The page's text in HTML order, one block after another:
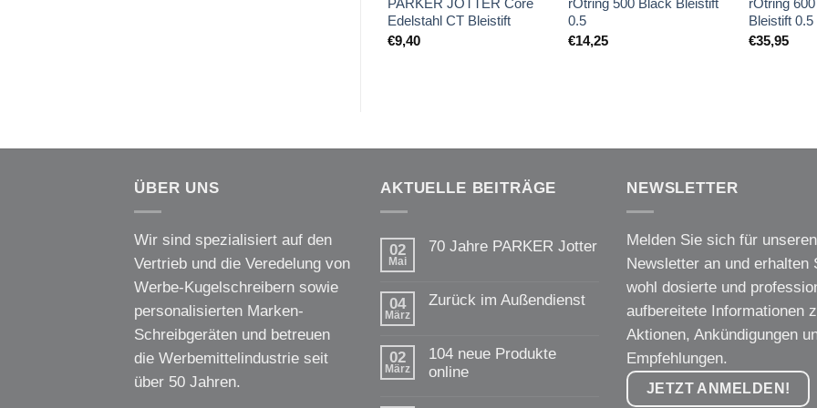
PARKER JOTTER Core
Edelstahl CT Bleistift
€9,40
rOtring 500 Black Bleistift
0.5
€14,25
rOtring
Bleistift 0.5
€35,95
ÜBER UNS
Wir sind spezialisiert auf den
Vertrieb und die Veredelung von
Werbe-Kugelschreibern sowie
personalisierten Marken-
Schreibgeräten und betreuen
die Werbemittelindustrie seit
über 50 Jahren.
AKTUELLE BEITRÄGE
02
Mai
70 Jahre PARKER Jotter
70
04
März
Zurück im Außendienst
Zurück
im
02
März
104 neue Produkte
online
NEWSLETTER
Melden Sie sich für unseren
Newsletter an und erhalten
wohl dosierte und
aufbereitete Informationen
Aktionen, Ankündigungen
Empfehlungen.
JETZT ANMELDEN!